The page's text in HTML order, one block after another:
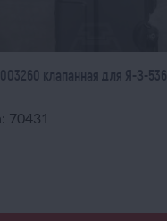
клапанная для Я-З-536
70431